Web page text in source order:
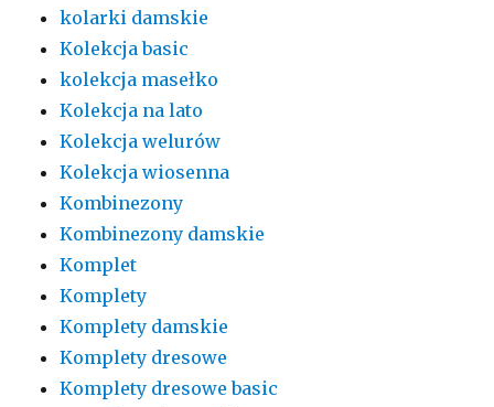
kolarki damskie
Kolekcja basic
kolekcja masełko
Kolekcja na lato
Kolekcja welurów
Kolekcja wiosenna
Kombinezony
Kombinezony damskie
Komplet
Komplety
Komplety damskie
Komplety dresowe
Komplety dresowe basic